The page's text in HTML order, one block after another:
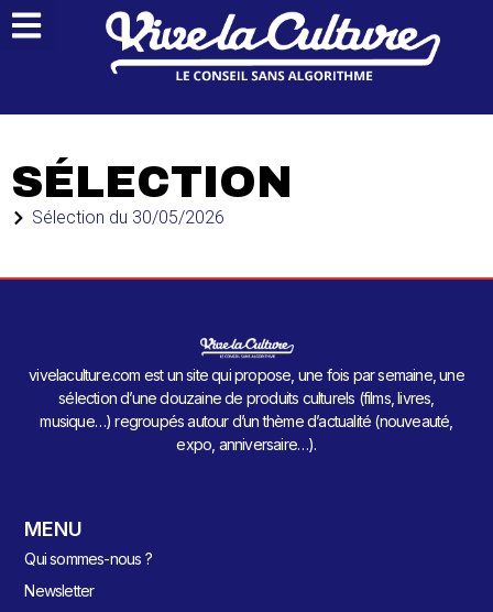
SÉLECTION
Sélection du 30/05/2026
vivelaculture.com est un site qui propose, une fois par semaine, une
sélection d’une douzaine de produits culturels (films, livres,
musique…) regroupés autour d’un thème d’actualité (nouveauté,
expo, anniversaire…).
MENU
Qui sommes-nous ?
Newsletter